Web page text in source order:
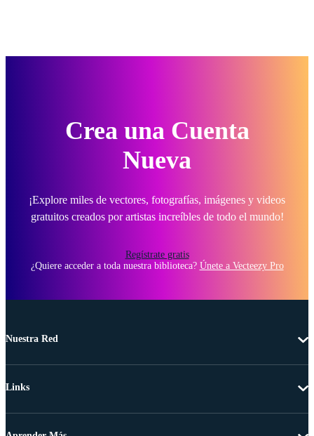
Crea una Cuenta
Nueva
¡Explore miles de vectores, fotografías, imágenes y videos
gratuitos creados por artistas increíbles de todo el mundo!
Regístrate gratis
¿Quiere acceder a toda nuestra biblioteca? Únete a Vecteezy Pro
Nuestra Red
Links